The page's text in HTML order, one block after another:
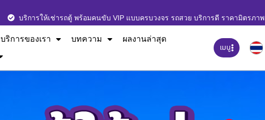
บริการให้เช่ารถตู้ พร้อมคนขับ VIP แบบครบวงจร รถสวย บริการดี ราคามิตรภาพ
บริการของเรา บทความ
ผลงานล่าสุด
เมนู